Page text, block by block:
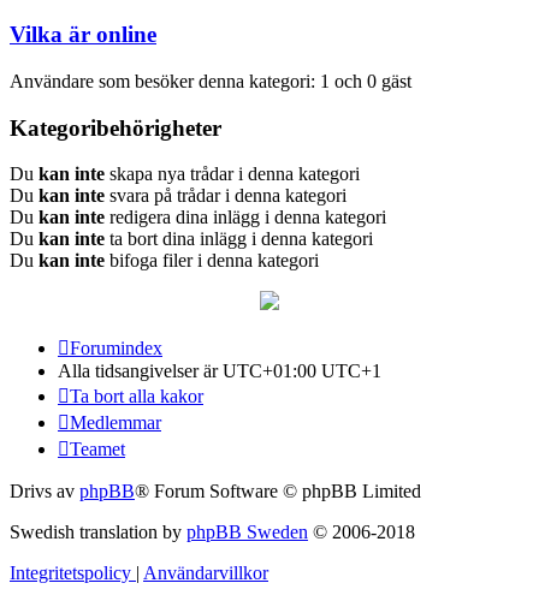
Vilka är online
Användare som besöker denna kategori: 1 och 0 gäst
Kategoribehörigheter
Du kan inte skapa nya trådar i denna kategori
Du kan inte svara på trådar i denna kategori
Du kan inte redigera dina inlägg i denna kategori
Du kan inte ta bort dina inlägg i denna kategori
Du kan inte bifoga filer i denna kategori
Forumindex
Alla tidsangivelser är UTC+01:00 UTC+1
Ta bort alla kakor
Medlemmar
Teamet
Drivs av phpBB® Forum Software © phpBB Limited
Swedish translation by phpBB Sweden © 2006-2018
Integritetspolicy Användarvillkor